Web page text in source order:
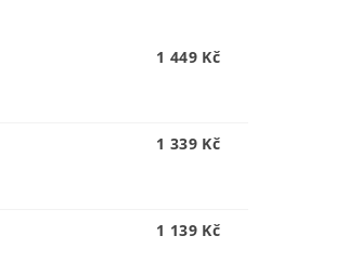
1 449 Kč
1 339 Kč
1 139 Kč